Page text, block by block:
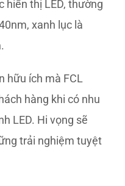
hiển thị LED, thường
xanh lục là
hữu ích mà FCL
hàng khi có nhu
LED. Hi vọng sẽ
trải nghiệm tuyệt